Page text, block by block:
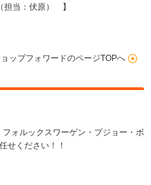
当：伏原） 】
ップフォワードのページTOPへ
フォルックスワーゲン・プジョー・ボ
せください！！